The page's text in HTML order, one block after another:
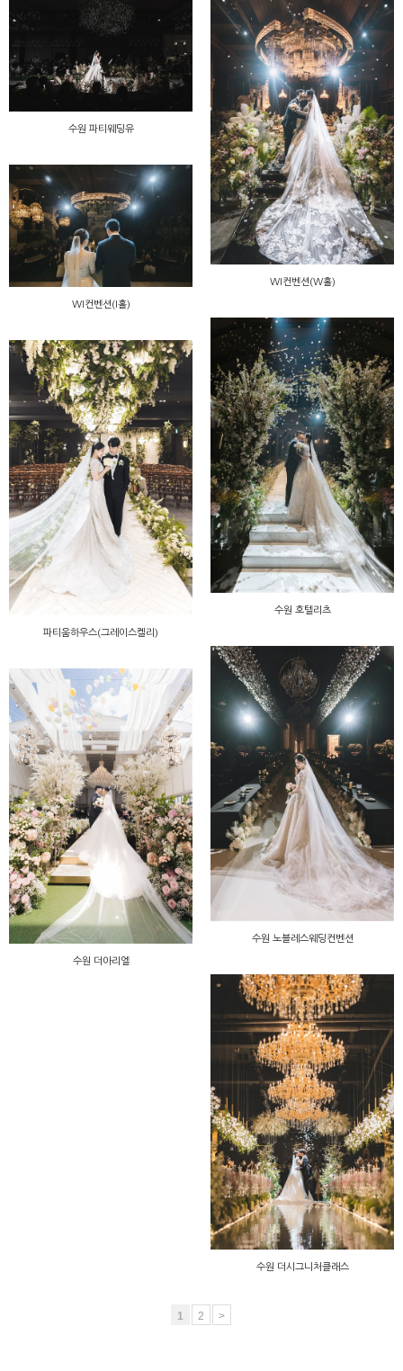
수원 파티웨딩유
WI컨벤션(W홀)
WI컨벤션(I홀)
수원 호텔리츠
파티움하우스(그레이스켈리)
수원 노블레스웨딩컨벤션
수원 더아리엘
수원 더시그니처클래스
1 2 >